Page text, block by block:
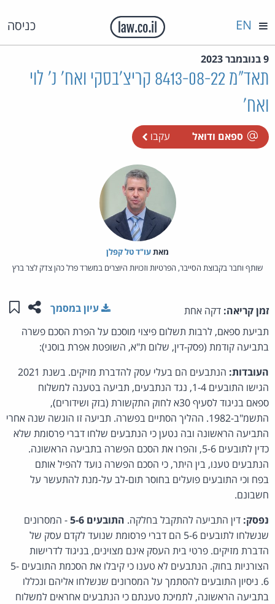
כניסה EN
9 בנובמבר 2023
תאד"מ 8413-08-22 קריצ'בסקי ואח' נ' לוי
ואח'
ספאם ודואל עקבו
מאת‏עו"ד טל קפלן
שותף וחבר בקבוצת הסייבר, הפרטיות וזכויות היוצרים במשרד פרל כהן צדק לצר ברץ
זמן קריאה: דקה אחת שתפו
עיון במסמך
תביעת ספאם, לרבות תשלום פיצוי מוסכם על הפרת הסכם פשרה
בתביעה קודמת (פסק-דין, שלום ת"א, השופטת אפרת בוסני):
העובדות:
הנתבעים הם בעלי עסק להדברת מזיקים. בשנת 2021
הגישו התובעים 1-4, נגד הנתבעים, תביעה בטענה למשלוח
ספאם בניגוד לסעיף 30א לחוק התקשורת (בזק ושידורים),
התשמ"ב-1982. ההליך הסתיים בפשרה. תביעה זו הוגשה שנה אחרי
התביעה הראשונה ובה נטען כי הנתבעים שלחו דברי פרסומת שלא
כדין לתובעים 5-6, והפרו את הסכם הפשרה בתביעה הראשונה.
הנתבעים טענו, בין היתר, כי הסכם הפשרה נועד להפיל אותם
בפח וכי התובעים פועלים בחוסר תום-לב על-מנת להתעשר על
חשבונם.
נפסק: דין התביעה להתקבל בחלקה. התובעים 5-6
- המסרונים
שנשלחו לתובעים 5-6 הם דברי פרסומת שנועד לקדם עסק של
הדברת מזיקים. פרטי בית העסק אינם מצוינים, בניגוד לדרישות
הצורניות בחוק. הנתבעים לא טענו כי קיבלו את הסכמת התובעים 5-
6. ניסיון התובעים להסתמך על המסרונים שנשלחו אליהם ונכללו
בתביעה הראשונה, לתמיכת טענתם כי הנתבעים אחראים למשלוח